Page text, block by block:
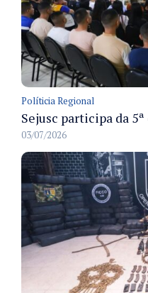
Políticia Regional
03/07/2026